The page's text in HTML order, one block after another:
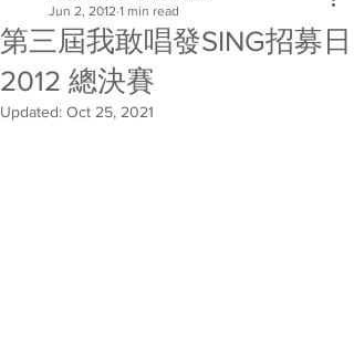
第三屆我敢唱發SING招募日
2012 總決賽
Jun 2, 2012 1 min read
Updated: Oct 25, 2021